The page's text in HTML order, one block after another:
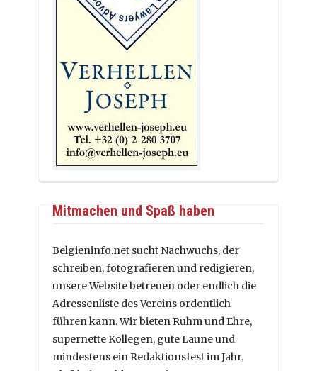
Mitmachen und Spaß haben
Belgieninfo.net sucht Nachwuchs, der
schreiben, fotografieren und redigieren,
unsere Website betreuen oder endlich die
Adressenliste des Vereins ordentlich
führen kann. Wir bieten Ruhm und Ehre,
supernette Kollegen, gute Laune und
mindestens ein Redaktionsfest im Jahr.